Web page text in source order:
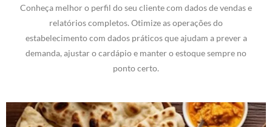
Conheça melhor o perfil do seu cliente com dados de vendas e
relatórios completos. Otimize as operações do
estabelecimento com dados práticos que ajudam a prever a
demanda, ajustar o cardápio e manter o estoque sempre no
ponto certo.